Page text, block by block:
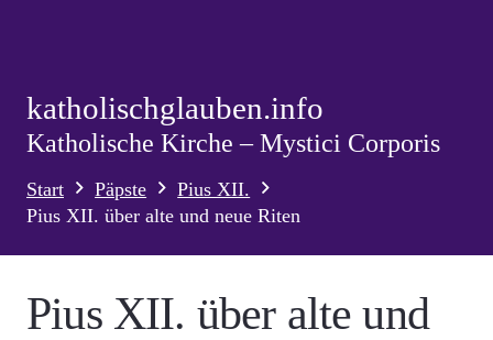
katholischglauben.info
Katholische Kirche – Mystici Corporis
Start Päpste
Pius XII.
Pius XII. über alte und neue Riten
Pius XII. über alte und